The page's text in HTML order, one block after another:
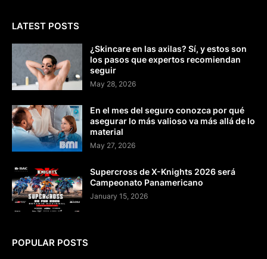
LATEST POSTS
¿Skincare en las axilas? Sí, y estos son
los pasos que expertos recomiendan
seguir
May 28, 2026
En el mes del seguro conozca por qué
asegurar lo más valioso va más allá de lo
material
May 27, 2026
Supercross de X-Knights 2026 será
Campeonato Panamericano
January 15, 2026
POPULAR POSTS